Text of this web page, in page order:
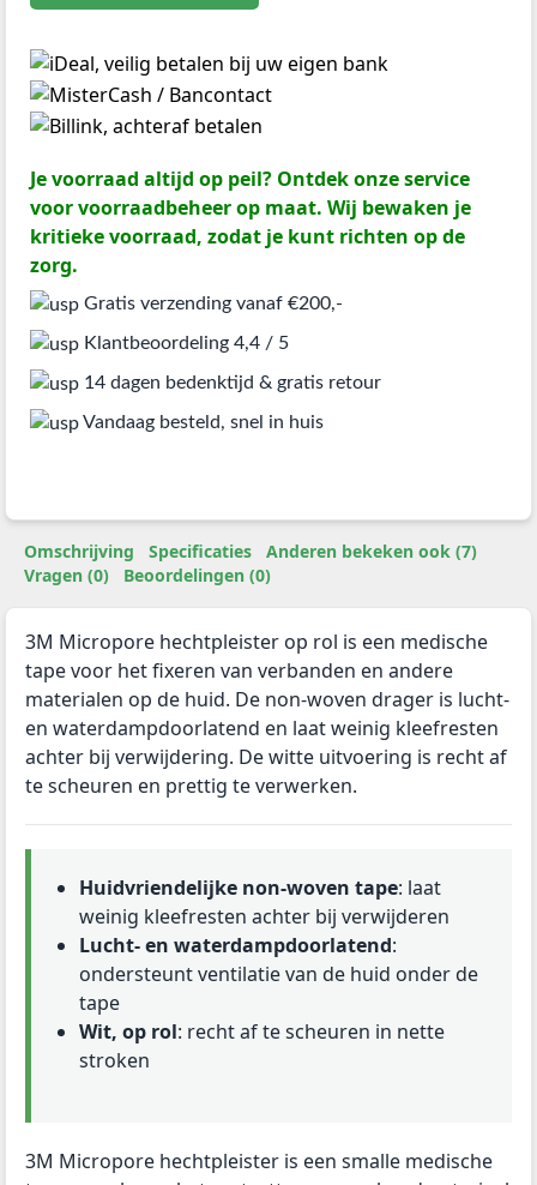
Je voorraad altijd op peil? Ontdek onze service
voor voorraadbeheer op maat. Wij bewaken je
kritieke voorraad, zodat je kunt richten op de
zorg.
Gratis verzending vanaf €200,-
Klantbeoordeling 4,4 / 5
14 dagen bedenktijd & gratis retour
Vandaag besteld, snel in huis
Omschrijving Specificaties
Anderen bekeken ook (7)
Vragen (0)
Beoordelingen (0)
3M Micropore hechtpleister op rol is een medische
tape voor het fixeren van verbanden en andere
materialen op de huid. De non-woven drager is lucht-
en waterdampdoorlatend en laat weinig kleefresten
achter bij verwijdering. De witte uitvoering is recht af
te scheuren en prettig te verwerken.
Huidvriendelijke non-woven tape: laat
weinig kleefresten achter bij verwijderen
Lucht- en waterdampdoorlatend:
ondersteunt ventilatie van de huid onder de
tape
Wit, op rol: recht af te scheuren in nette
stroken
3M Micropore hechtpleister is een smalle medische